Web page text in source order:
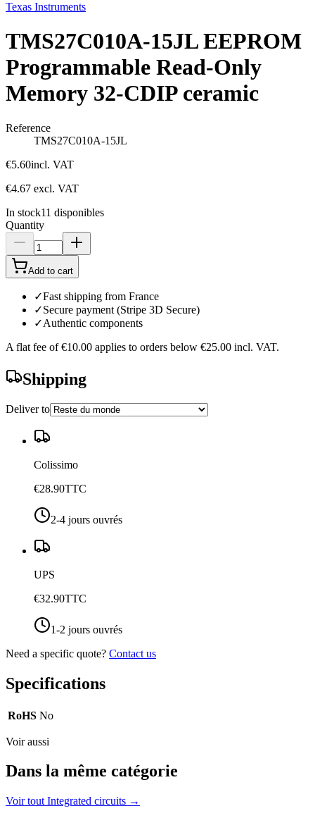
Texas Instruments
TMS27C010A-15JL EEPROM
Programmable Read-Only
Memory 32-CDIP ceramic
Reference
TMS27C010A-15JL
€5.60incl. VAT
€4.67 excl. VAT
In stock11 disponibles
Quantity
Add to cart
✓Fast shipping from France
✓Secure payment (Stripe 3D Secure)
✓Authentic components
A flat fee of €10.00 applies to orders below €25.00 incl. VAT.
Shipping
Deliver to
Colissimo
€28.90TTC
2-4 jours ouvrés
UPS
€32.90TTC
1-2 jours ouvrés
Need a specific quote? Contact us
Specifications
RoHS No
Voir aussi
Dans la même catégorie
Voir tout Integrated circuits →